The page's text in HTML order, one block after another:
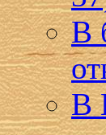
В
В